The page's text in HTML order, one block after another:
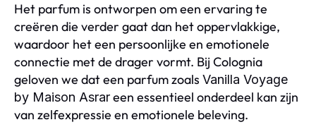
Het parfum is ontworpen om een ervaring te
creëren die verder gaat dan het oppervlakkige,
waardoor het een persoonlijke en emotionele
connectie met de drager vormt. Bij Colognia
geloven we dat een parfum zoals Vanilla Voyage
by Maison Asrareen essentieel onderdeel kan zijn
van zelfexpressie en emotionele beleving.